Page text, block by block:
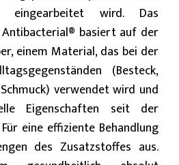
eingearbeitet wird. Das
basiert auf der
einem Material, das bei der
(Besteck,
verwendet wird und
Eigenschaften seit der
eine effiziente Behandlung
des Zusatzstoffes aus.